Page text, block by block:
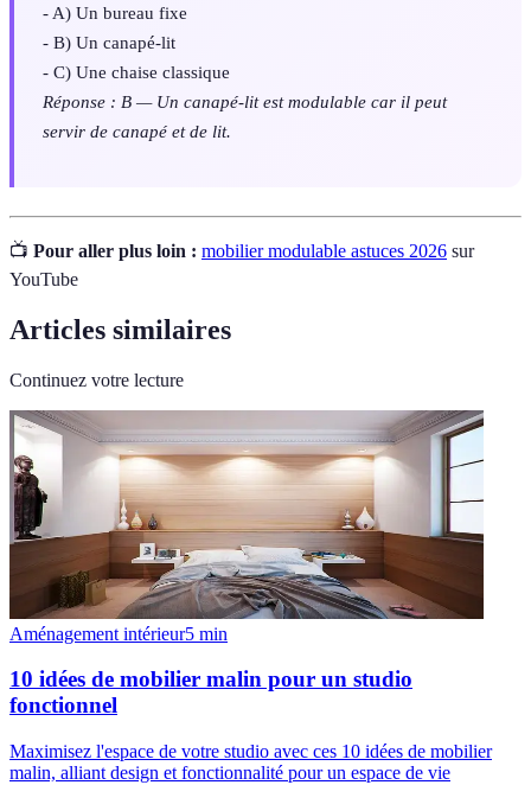
- A) Un bureau fixe
- B) Un canapé-lit
- C) Une chaise classique
Réponse : B — Un canapé-lit est modulable car il peut
servir de canapé et de lit.
📺 Pour aller plus loin : mobilier modulable astuces 2026 sur
YouTube
Articles similaires
Continuez votre lecture
Aménagement intérieur5 min
10 idées de mobilier malin pour un studio
fonctionnel
Maximisez l'espace de votre studio avec ces 10 idées de mobilier
malin, alliant design et fonctionnalité pour un espace de vie